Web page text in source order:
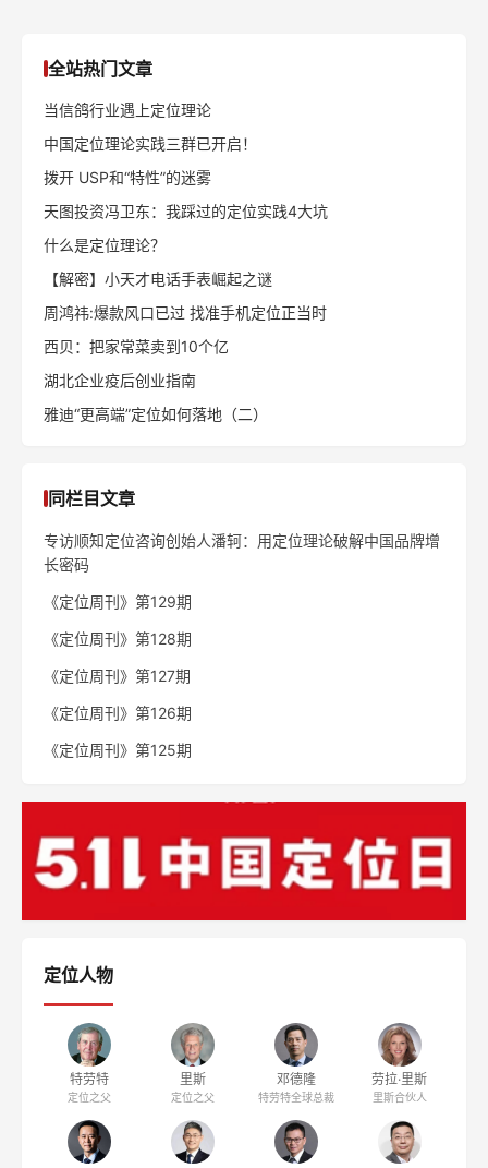
全站热门文章
当信鸽行业遇上定位理论
中国定位理论实践三群已开启！
拨开 USP和“特性”的迷雾
天图投资冯卫东：我踩过的定位实践4大坑
什么是定位理论？
【解密】小天才电话手表崛起之谜
周鸿祎:爆款风口已过 找准手机定位正当时
西贝：把家常菜卖到10个亿
湖北企业疫后创业指南
雅迪“更高端”定位如何落地（二）
同栏目文章
专访顺知定位咨询创始人潘轲：用定位理论破解中国品牌增
长密码
《定位周刊》第129期
《定位周刊》第128期
《定位周刊》第127期
《定位周刊》第126期
《定位周刊》第125期
定位人物
特劳特
定位之父
里斯
定位之父
邓德隆
特劳特全球总裁
劳拉·里斯
里斯合伙人